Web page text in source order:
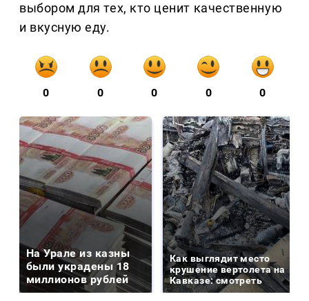
выбором для тех, кто ценит качественную
и вкусную еду.
0 0 0 0 0
На Урале из казны
были украдены 18
миллионов рублей
Как выглядит место
крушение вертолета на
Кавказе: смотреть